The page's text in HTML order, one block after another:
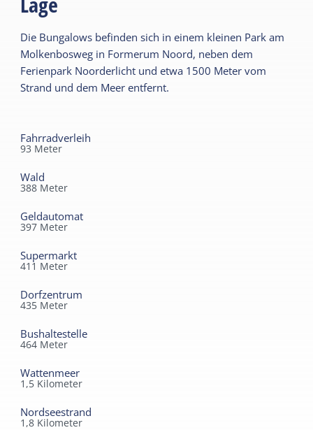
Zentralheizung
Nichtraucher
WiFi (privat)
Bettdecken
Badezimmer EG
Terrasse
Die Bungalows befinden sich in einem kleinen Park am
Molkenbosweg in Formerum Noord, neben dem
Ferienpark Noorderlicht und etwa 1500 Meter vom
Strand und dem Meer entfernt.
Fahrradverleih
93 Meter
Wald
388 Meter
Geldautomat
397 Meter
Supermarkt
411 Meter
Dorfzentrum
435 Meter
Bushaltestelle
464 Meter
Wattenmeer
1,5 Kilometer
Nordseestrand
1,8 Kilometer